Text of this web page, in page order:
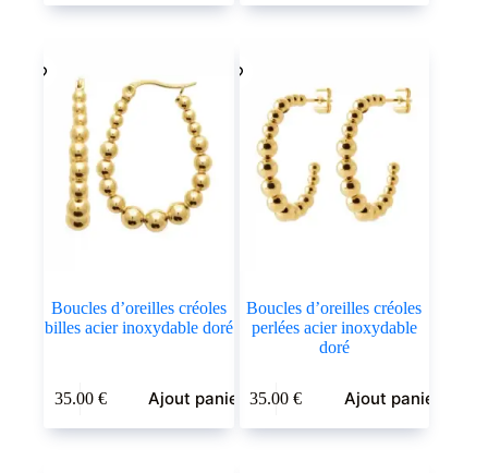
Boucles d’oreilles créoles
billes acier inoxydable doré
35.00 € Ajout panier
Boucles d’oreilles créoles
perlées acier inoxydable
doré
35.00€ Ajout panier